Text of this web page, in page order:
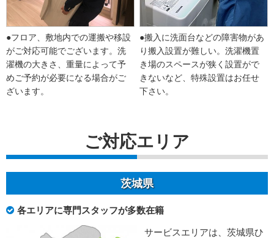
●フロア、敷地内での運搬や移設
がご対応可能でございます。洗
濯機の大きさ、重量によって予
めご予約が必要になる場合がご
ざいます。
●搬入に洗面台などの障害物があ
り搬入設置が難しい。洗濯機置
き場のスペースが狭く設置がで
きないなど、特殊設置はお任せ
下さい。
ご対応エリア
茨城県
各エリアに専門スタッフが多数在籍
サービスエリアは、茨城県ひ